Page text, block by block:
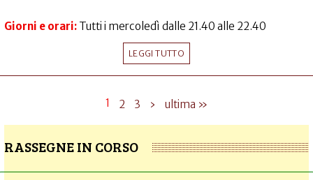
Giorni e orari: Tutti i mercoledì dalle 21.40 alle 22.40
LEGGI TUTTO
1 2 3 › ultima »
RASSEGNE IN CORSO